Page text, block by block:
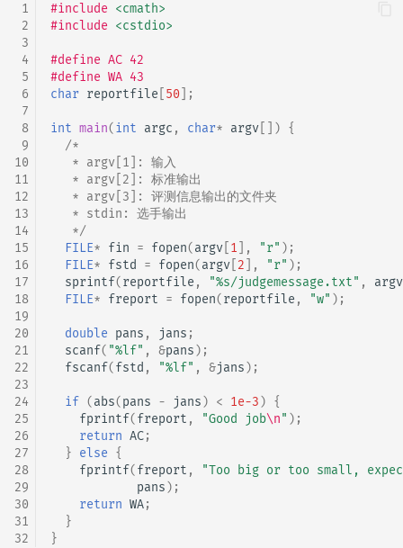
1
2
3
4
5
6
7
8
9
10
11
12
13
14
15
16
17
18
19
20
21
22
23
24
25
26
27
28
29
30
31
32
#include <cmath>
#include <cstdio>
#define AC 42
#define WA 43
char reportfile 50 ];
int main(int argc , char* argv []) {
/*
   * argv[1]: 输入
   * argv[2]: 标准输出
   * argv[3]: 评测信息输出的文件夹
   * stdin: 选手输出
   */
FILE* fin = fopen(argv 1 ], "r" );
FILE* fstd = fopen(argv 2 ], "r" );
sprintf(reportfile , "%s/judgemessage.txt" ,
argv
FILE* freport = fopen(reportfile , "w" );
double pans , jans ;
scanf( "%lf" , &pans);
fscanf(fstd , "%lf" , &jans);
if (abs(pans - jans) < 1e-3) {
fprintf(freport , "Good job\n" );
return AC;
} else {
fprintf(freport ,
"Too big or too small,
pans);
return WA;
}
}